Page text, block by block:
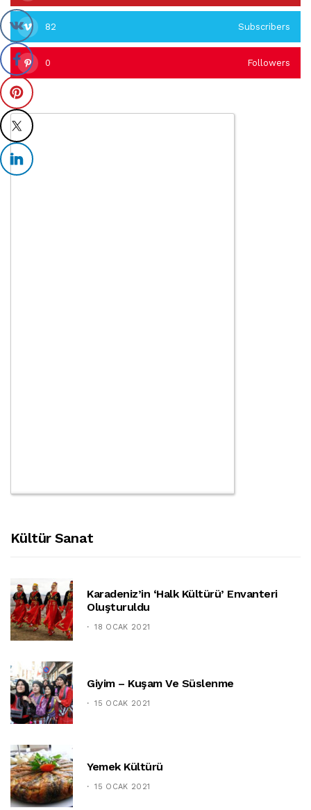
82 Subscribers
0 Followers
Kültür Sanat
Karadeniz’in ‘halk Kültürü’ Envanteri
Oluşturuldu
18 OCAK 2021
Giyim – Kuşam Ve Süslenme
15 OCAK 2021
Yemek Kültürü
15 OCAK 2021